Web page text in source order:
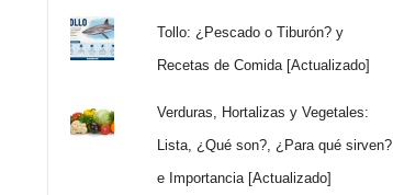
Tollo: ¿Pescado o Tiburón? y
Recetas de Comida [Actualizado]
Verduras, Hortalizas y Vegetales:
Lista, ¿Qué son?, ¿Para qué sirven?
e Importancia [Actualizado]